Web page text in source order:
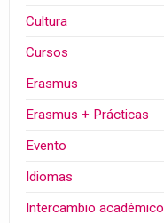
Cultura
Cursos
Erasmus
Erasmus + Prácticas
Evento
Idiomas
Intercambio académico